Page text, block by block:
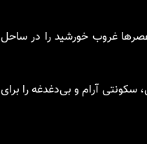
عصرها غروب خورشید را در ساحل
آرام و بی‌دغدغه را برای